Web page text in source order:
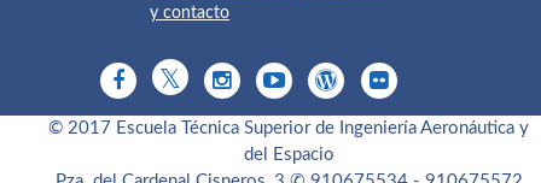
y contacto
© 2017 Escuela Técnica Superior de Ingeniería Aeronáutica y
del Espacio